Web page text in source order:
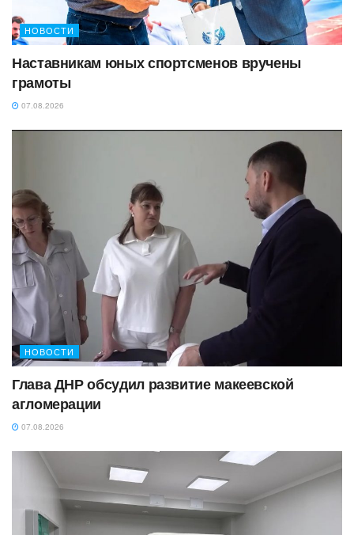
НОВОСТИ
Наставникам юных спортсменов вручены
грамоты
07.08.2026
НОВОСТИ
Глава ДНР обсудил развитие макеевской
агломерации
07.08.2026